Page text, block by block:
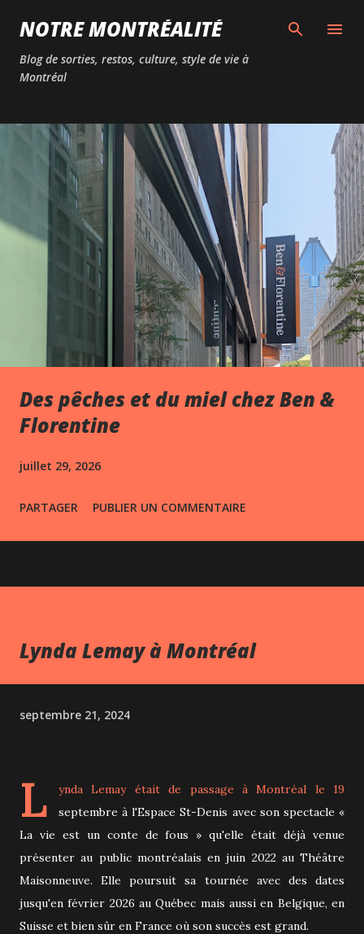
Passer au contenu principal
NOTRE MONTRÉALITÉ
Blog de sorties, restos, culture, style de vie à
Montréal
Des pêches et du miel chez Ben &
Florentine
juillet 29, 2026
PARTAGER PUBLIER UN COMMENTAIRE
Lynda Lemay à Montréal
septembre 21, 2024
L
ynda Lemay était de passage à Montréal le 19
septembre à l'Espace St-Denis avec son spectacle «
La vie est un conte de fous » qu'elle était déjà venue
présenter au public montréalais en juin 2022 au Théâtre
Maisonneuve. Elle poursuit sa tournée avec des dates
jusqu'en février 2026 au Québec mais aussi en Belgique, en
Suisse et bien sûr en France où son succès est grand.